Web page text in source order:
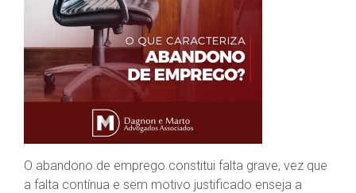
O abandono de emprego constitui falta grave, vez que
a falta contínua e sem motivo justificado enseja a